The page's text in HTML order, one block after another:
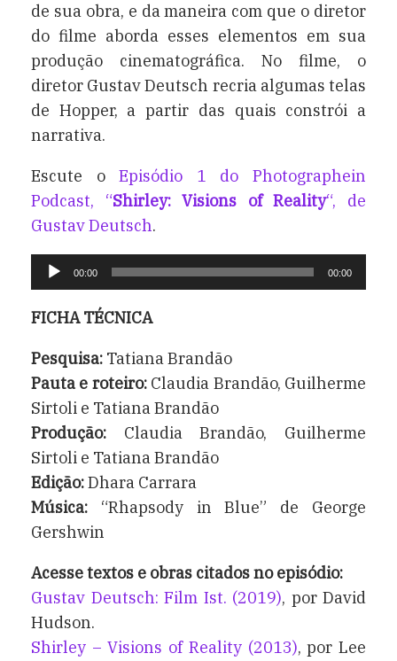
de sua obra, e da maneira com que o diretor
do filme aborda esses elementos em sua
produção cinematográfica. No filme, o
diretor Gustav Deutsch recria algumas telas
de Hopper, a partir das quais constrói a
narrativa.
Escute oEpisódio 1 do Photographein
Podcast, “Shirley: Visions of Reality“, de
Gustav Deutsch.
Tocador
de
áudio
00:00 00:00
FICHA TÉCNICA
Pesquisa: Tatiana Brandão
Pauta e roteiro:Claudia Brandão, Guilherme
Sirtoli e Tatiana Brandão
Produção: Claudia Brandão, Guilherme
Sirtoli e Tatiana Brandão
Edição:Dhara Carrara
Música: “Rhapsody in Blue” de George
Gershwin
Acesse textos e obras citados no episódio:
Gustav Deutsch: Film Ist. (2019), por David
Hudson.
Shirley – Visions of Reality (2013), por Lee